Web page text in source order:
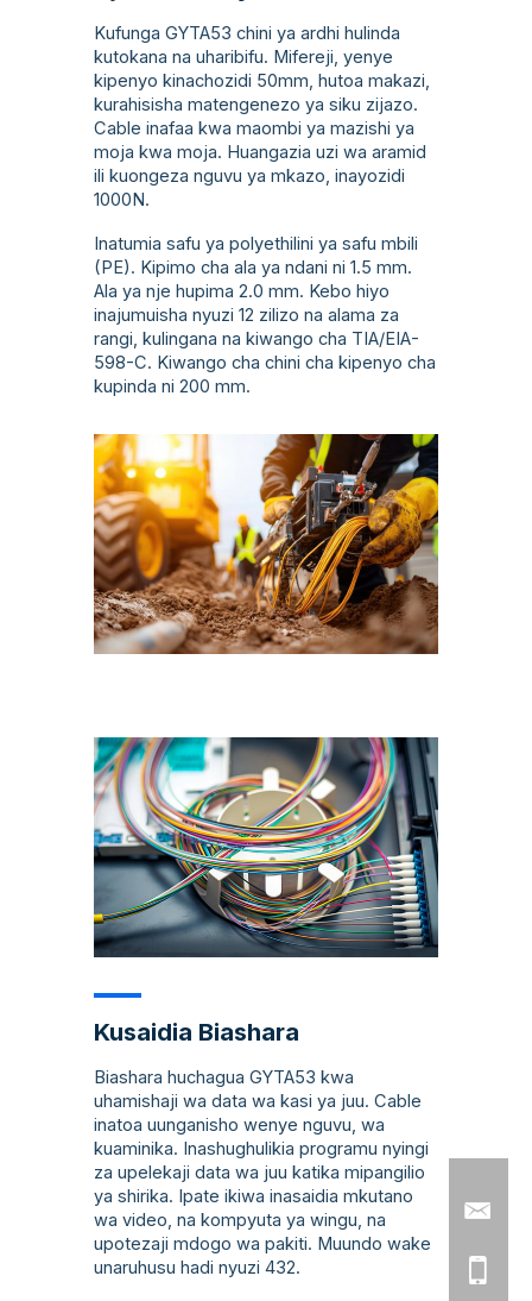
Kufunga GYTA53 chini ya ardhi hulinda
kutokana na uharibifu. Mifereji, yenye
kipenyo kinachozidi 50mm, hutoa makazi,
kurahisisha matengenezo ya siku zijazo.
Cable inafaa kwa maombi ya mazishi ya
moja kwa moja. Huangazia uzi wa aramid
ili kuongeza nguvu ya mkazo, inayozidi
1000N.
Inatumia safu ya polyethilini ya safu mbili
(PE). Kipimo cha ala ya ndani ni 1.5 mm.
Ala ya nje hupima 2.0 mm. Kebo hiyo
inajumuisha nyuzi 12 zilizo na alama za
rangi, kulingana na kiwango cha TIA/EIA-
598-C. Kiwango cha chini cha kipenyo cha
kupinda ni 200 mm.
Kusaidia Biashara
Biashara huchagua GYTA53 kwa
uhamishaji wa data wa kasi ya juu. Cable
inatoa uunganisho wenye nguvu, wa
kuaminika. Inashughulikia programu nyingi
za upelekaji data wa juu katika mipangilio
ya shirika. Ipate ikiwa inasaidia mkutano
wa video, na kompyuta ya wingu, na
upotezaji mdogo wa pakiti. Muundo wake
unaruhusu hadi nyuzi 432.